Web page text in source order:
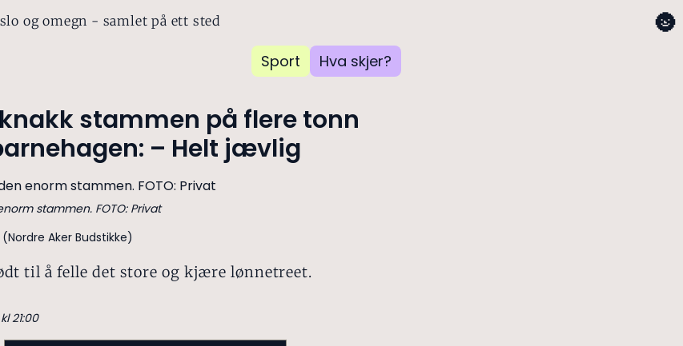
og omegn - samlet på ett sted
Sport Hva skjer?
🌚
stammen på flere tonn
– Helt jævlig
stammen. FOTO: Privat
Aker Budstikke)
til å felle det store og kjære lønnetreet.
21:00